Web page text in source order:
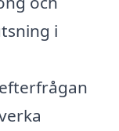
i